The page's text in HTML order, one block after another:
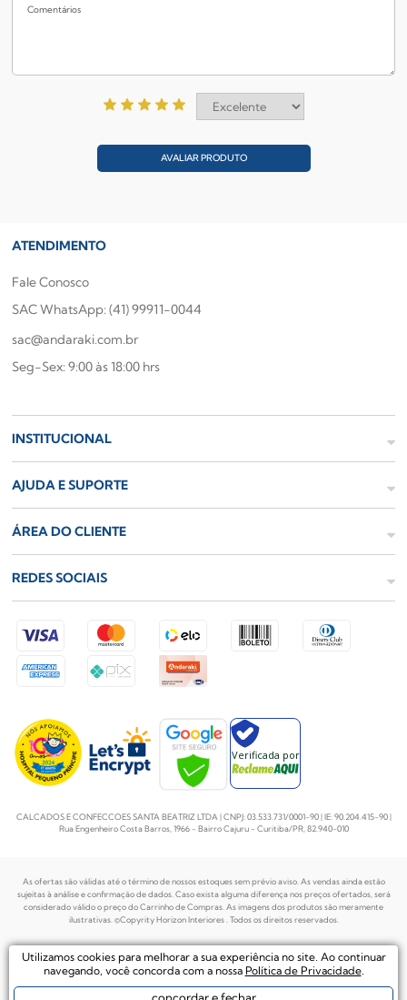
AVALIAR PRODUTO
ATENDIMENTO
Fale Conosco
SAC WhatsApp: (41) 99911-0044
sac@andaraki.com.br
Seg-Sex: 9:00 às 18:00 hrs
INSTITUCIONAL
AJUDA E SUPORTE
ÁREA DO CLIENTE
REDES SOCIAIS
Verificada por
CALCADOS E CONFECCOES SANTA BEATRIZ LTDA | CNPJ: 03.533.731/0001-90 | IE: 90.204.415-90 |
Rua Engenheiro Costa Barros, 1966 - Bairro Cajuru - Curitiba/PR, 82.940-010
As ofertas são válidas até o término de nossos estoques sem prévio aviso. As vendas ainda estão
sujeitas à análise e confirmação de dados. Caso exista alguma diferença nos preçosofertados, será
considerado válido o preço do Carrinho de Compras. As imagens dos produtos são meramente
ilustrativas. ©Copyrity Horizon Interiores . Todos os direitos reservados.
Desenvolvido por Plataforma de
Ecommerce by
Utilizamos cookies para melhorar a sua experiência no site. Ao continuar
navegando, você concorda com a nossa Política de Privacidade.